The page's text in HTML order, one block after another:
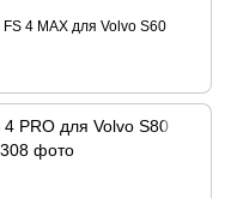
4 MAX для Volvo S60